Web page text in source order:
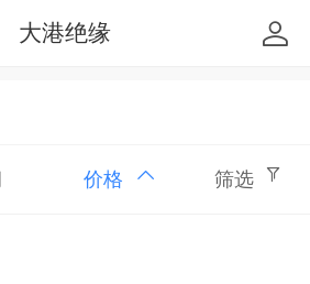
大港绝缘
价格 筛选